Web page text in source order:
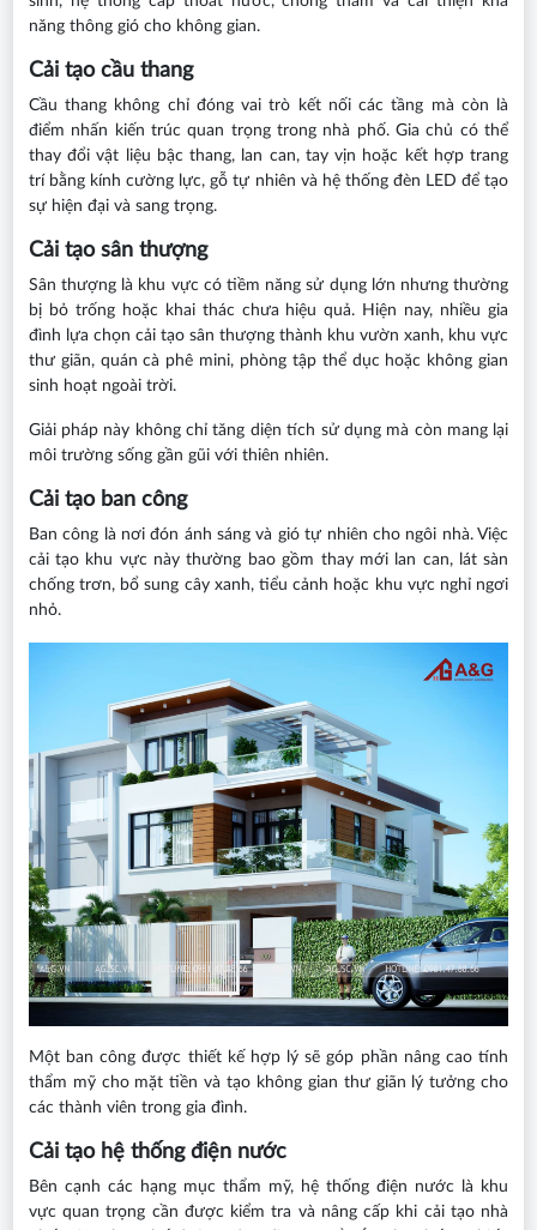
năng thông gió cho không gian.
Cải tạo cầu thang
Cầu thang không chỉ đóng vai trò kết nối các tầng mà còn là
điểm nhấn kiến trúc quan trọng trong nhà phố. Gia chủ có thể
thay đổi vật liệu bậc thang, lan can, tay vịn hoặc kết hợp trang
trí bằng kính cường lực, gỗ tự nhiên và hệ thống đèn LED để tạo
sự hiện đại và sang trọng.
Cải tạo sân thượng
Sân thượng là khu vực có tiềm năng sử dụng lớn nhưng thường
bị bỏ trống hoặc khai thác chưa hiệu quả. Hiện nay, nhiều gia
đình lựa chọn cải tạo sân thượng thành khu vườn xanh, khu vực
thư giãn, quán cà phê mini, phòng tập thể dục hoặc không gian
sinh hoạt ngoài trời.
Giải pháp này không chỉ tăng diện tích sử dụng mà còn mang lại
môi trường sống gần gũi với thiên nhiên.
Cải tạo ban công
Ban công là nơi đón ánh sáng và gió tự nhiên cho ngôi nhà. Việc
cải tạo khu vực này thường bao gồm thay mới lan can, lát sàn
chống trơn, bổ sung cây xanh, tiểu cảnh hoặc khu vực nghỉ ngơi
nhỏ.
Một ban công được thiết kế hợp lý sẽ góp phần nâng cao tính
thẩm mỹ cho mặt tiền và tạo không gian thư giãn lý tưởng cho
các thành viên trong gia đình.
Cải tạo hệ thống điện nước
Bên cạnh các hạng mục thẩm mỹ, hệ thống điện nước là khu
vực quan trọng cần được kiểm tra và nâng cấp khi cải tạo nhà